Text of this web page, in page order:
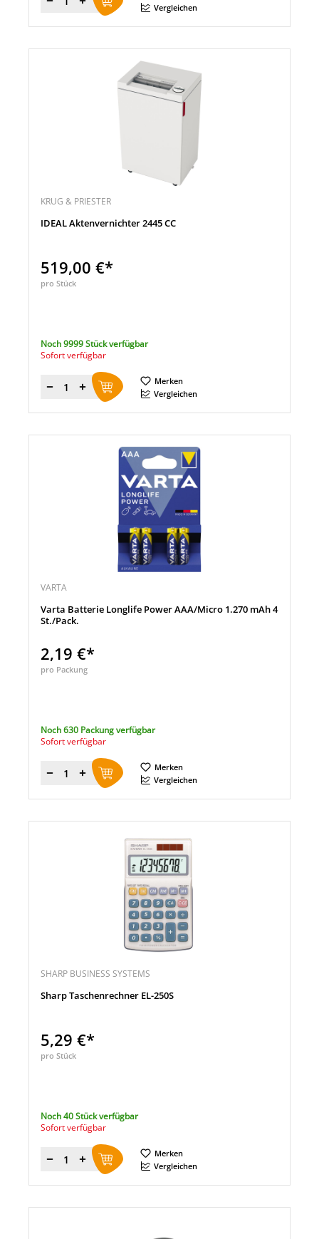
Menge Vergleichen
KRUG & PRIESTER
IDEAL Aktenvernichter 2445 CC
519,00 €*
pro Stück
Noch 9999 Stück verfügbar
Sofort verfügbar
Menge
Merken
Vergleichen
VARTA
Varta Batterie Longlife Power AAA/Micro 1.270 mAh 4
St./Pack.
2,19 €*
pro Packung
Noch 630 Packung verfügbar
Sofort verfügbar
Menge
Merken
Vergleichen
SHARP BUSINESS SYSTEMS
Sharp Taschenrechner EL-250S
5,29 €*
pro Stück
Noch 40 Stück verfügbar
Sofort verfügbar
Menge
Merken
Vergleichen